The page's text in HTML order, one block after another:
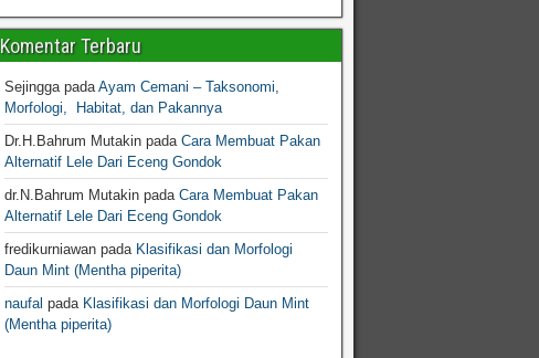
Komentar Terbaru
SejinggapadaAyam Cemani – Taksonomi,
Morfologi, Habitat, dan Pakannya
Dr.H.Bahrum Mutakinpada Cara Membuat Pakan
Alternatif Lele Dari Eceng Gondok
dr.N.Bahrum Mutakinpada Cara Membuat Pakan
Alternatif Lele Dari Eceng Gondok
fredikurniawanpada Klasifikasi dan Morfologi
Daun Mint (Mentha piperita)
naufal pada Klasifikasi dan Morfologi Daun Mint
(Mentha piperita)